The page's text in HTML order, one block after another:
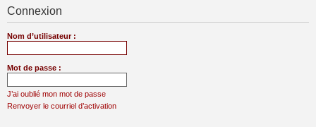
Connexion
Nom d’utilisateur :
Mot de passe :
J’ai oublié mon mot de passe
Renvoyer le courriel d’activation